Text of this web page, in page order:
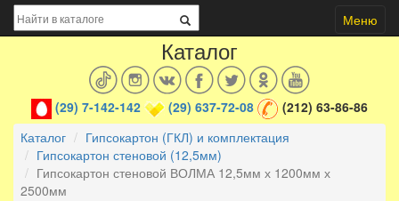
Меню
Каталог
(29) 7-142-142 (29) 637-72-08
(212) 63-86-86
Каталог
Гипсокартон (ГКЛ) и комплектация
Гипсокартон стеновой (12,5мм)
Гипсокартон стеновой ВОЛМА 12,5мм х 1200мм х
2500мм